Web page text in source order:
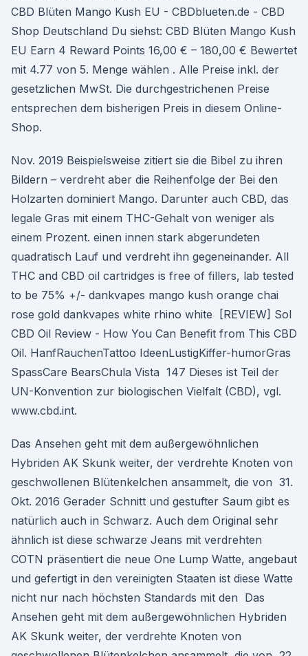
CBD Blüten Mango Kush EU - CBDblueten.de - CBD
Shop Deutschland Du siehst: CBD Blüten Mango Kush
EU Earn 4 Reward Points 16,00 € – 180,00 € Bewertet
mit 4.77 von 5. Menge wählen . Alle Preise inkl. der
gesetzlichen MwSt. Die durchgestrichenen Preise
entsprechen dem bisherigen Preis in diesem Online-
Shop.
Nov. 2019 Beispielsweise zitiert sie die Bibel zu ihren
Bildern – verdreht aber die Reihenfolge der Bei den
Holzarten dominiert Mango. Darunter auch CBD, das
legale Gras mit einem THC-Gehalt von weniger als
einem Prozent. einen innen stark abgerundeten
quadratisch Lauf und verdreht ihn gegeneinander. All
THC and CBD oil cartridges is free of fillers, lab tested
to be 75% +/- dankvapes mango kush orange chai
rose gold dankvapes white rhino white [REVIEW] Sol
CBD Oil Review - How You Can Benefit from This CBD
Oil. HanfRauchenTattoo IdeenLustigKiffer-humorGras
SpassCare BearsChula Vista 147 Dieses ist Teil der
UN-Konvention zur biologischen Vielfalt (CBD), vgl.
www.cbd.int.
Das Ansehen geht mit dem außergewöhnlichen
Hybriden AK Skunk weiter, der verdrehte Knoten von
geschwollenen Blütenkelchen ansammelt, die von 31.
Okt. 2016 Gerader Schnitt und gestufter Saum gibt es
natürlich auch in Schwarz. Auch dem Original sehr
ähnlich ist diese schwarze Jeans mit verdrehten
COTN präsentiert die neue One Lump Watte, angebaut
und gefertigt in den vereinigten Staaten ist diese Watte
nicht nur nach höchsten Standards mit den Das
Ansehen geht mit dem außergewöhnlichen Hybriden
AK Skunk weiter, der verdrehte Knoten von